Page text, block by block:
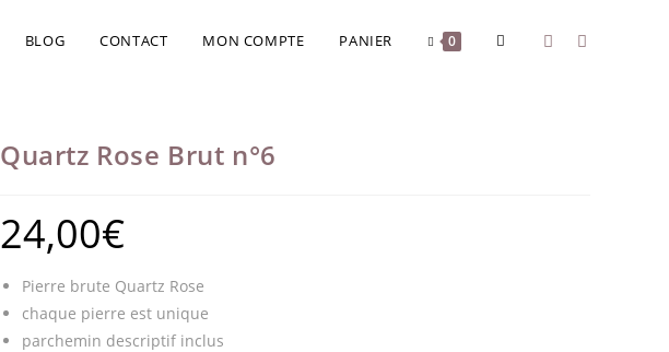
BLOG CONTACT MON COMPTE PANIER 0
Quartz Rose Brut n°6
24,00€
Pierre brute Quartz Rose
chaque pierre est unique
parchemin descriptif inclus